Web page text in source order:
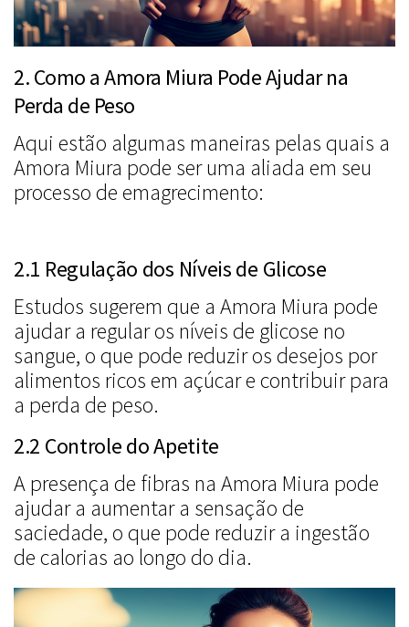
2. Como a Amora Miura Pode Ajudar na
Perda de Peso
Aqui estão algumas maneiras pelas quais a
Amora Miura pode ser uma aliada em seu
processo de emagrecimento:
2.1 Regulação dos Níveis de Glicose
Estudos sugerem que a Amora Miura pode
ajudar a regular os níveis de glicose no
sangue, o que pode reduzir os desejos por
alimentos ricos em açúcar e contribuir para
a perda de peso.
2.2 Controle do Apetite
A presença de fibras na Amora Miura pode
ajudar a aumentar a sensação de
saciedade, o que pode reduzir a ingestão
de calorias ao longo do dia.